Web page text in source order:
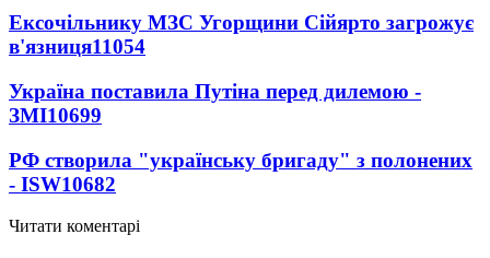
Ексочільнику МЗС Угорщини Сійярто загрожує
в'язниця11054
Україна поставила Путіна перед дилемою -
ЗМІ10699
РФ створила "українську бригаду" з полонених
- ISW10682
Читати коментарі